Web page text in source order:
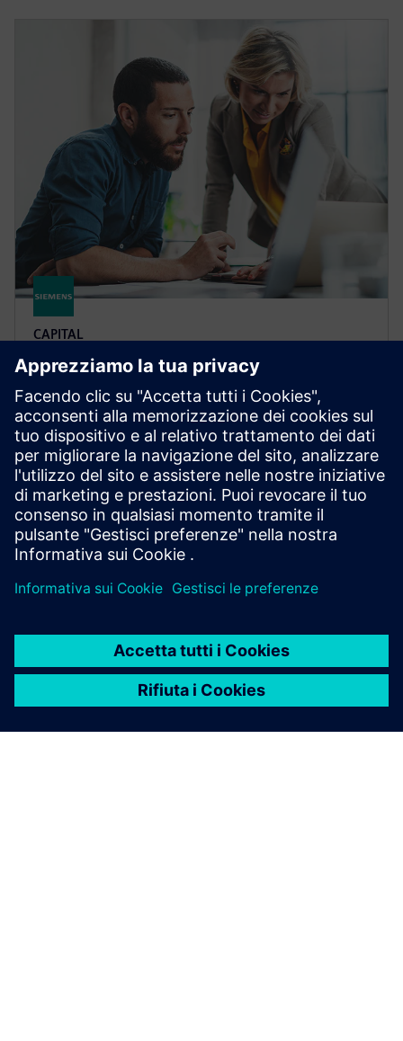
CAPITAL
Capital Essentials
Una suite di strumenti software per la progettazione
di cavi e cablaggi, sviluppata per andare incontro ai
requisiti delle aziende che attribuiscono alle
funzionalità la stessa importanza assegnata al valore
e alla semplicità d’utilizzo.